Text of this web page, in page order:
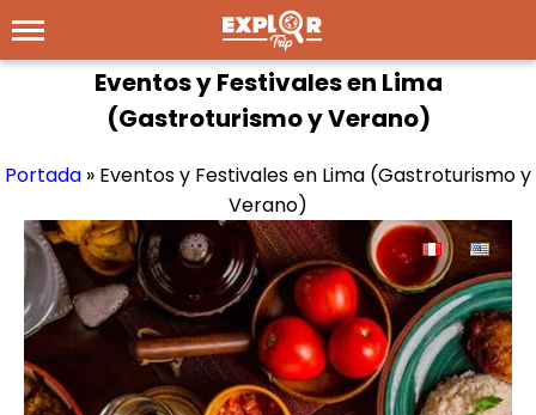
Eventos y Festivales en Lima
(Gastroturismo y Verano)
Portada » Eventos y Festivales en Lima (Gastroturismo y
Verano)